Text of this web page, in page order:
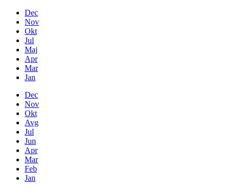
Dec
Nov
Okt
Jul
Maj
Apr
Mar
Jan
Dec
Nov
Okt
Avg
Jul
Jun
Apr
Mar
Feb
Jan